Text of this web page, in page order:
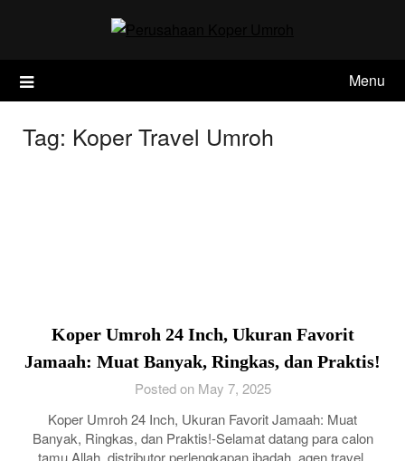
Menu
Tag: Koper Travel Umroh
Koper Umroh 24 Inch, Ukuran Favorit
Jamaah: Muat Banyak, Ringkas, dan Praktis!
Posted on May 7, 2025
Koper Umroh 24 Inch, Ukuran Favorit Jamaah: Muat
Banyak, Ringkas, dan Praktis!-Selamat datang para calon
tamu Allah, distributor perlengkapan ibadah, agen travel,